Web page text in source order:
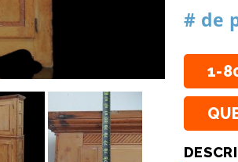
# de
1-